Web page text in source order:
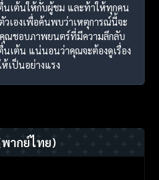
นเต้นให้กับผู้ชม และท้าให้ทุกคน
วเองเพื่อค้นพบว่าเหตุการณ์นี้จะ
คุณชอบภาพยนตร์ที่มีความลึกลับ
นเต้น แน่นอนว่าคุณจะต้องดูเรื่อง
เป็นอย่างแรง
ากย์ไทย)